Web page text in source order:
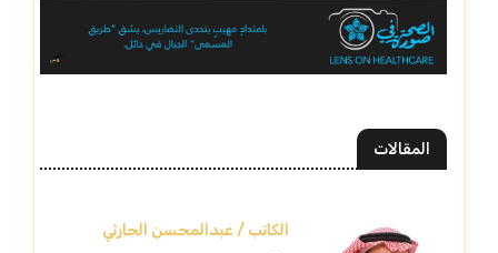
المقالات
الكاتب / عبدالمحسن الحارثي